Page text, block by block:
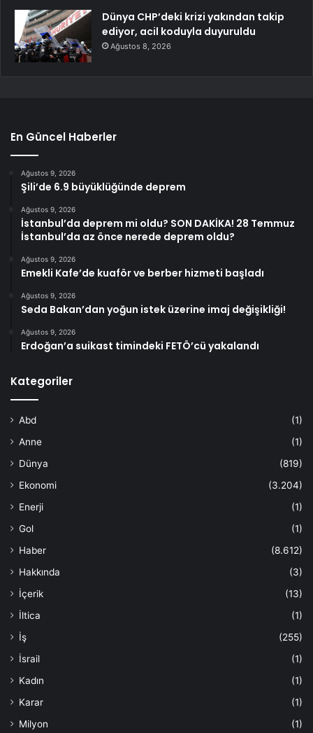
Dünya CHP’deki krizi yakından takip
ediyor, acil koduyla duyuruldu
Ağustos 8, 2026
En Güncel Haberler
Ağustos 9, 2026
Şili’de 6.9 büyüklüğünde deprem
Ağustos 9, 2026
İstanbul’da deprem mi oldu? SON DAKİKA! 28 Temmuz
İstanbul’da az önce nerede deprem oldu?
Ağustos 9, 2026
Emekli Kafe’de kuaför ve berber hizmeti başladı
Ağustos 9, 2026
Seda Bakan’dan yoğun istek üzerine imaj değişikliği!
Ağustos 9, 2026
Erdoğan’a suikast timindeki FETÖ’cü yakalandı
Kategoriler
Abd
(1)
Anne
(1)
Dünya
(819)
Ekonomi
(3.204)
Enerji
(1)
Gol
(1)
Haber
(8.612)
Hakkında
(3)
İçerik
(13)
İltica
(1)
İş
(255)
İsrail
(1)
Kadın
(1)
Karar
(1)
Milyon
(1)